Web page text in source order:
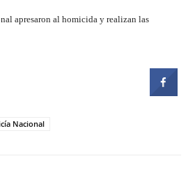
apresaron al homicida y realizan las
Nacional